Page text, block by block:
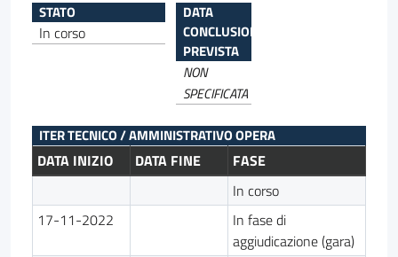
STATO
In corso
DATA
CONCLUSIONE
PREVISTA
NON
SPECIFICATA
ITER TECNICO / AMMINISTRATIVO OPERA
DATA INIZIO DATA FINE
FASE
In corso
17-11-2022
In fase di
aggiudicazione (gara)